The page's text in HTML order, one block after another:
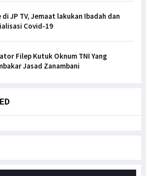
di JP TV, Jemaat lakukan Ibadah dan
Covid-19
Filep Kutuk Oknum TNI Yang
Jasad Zanambani